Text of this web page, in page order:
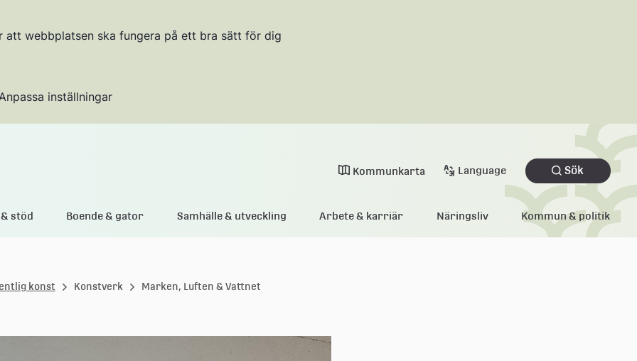
att webbplatsen ska fungera på ett bra sätt för dig
inställningar
Kommunkarta Language Sök
stöd Boende & gator Samhälle & utveckling Arbete & karriär Näringsliv Kommun & politik
konst Konstverk Marken, Luften & Vattnet